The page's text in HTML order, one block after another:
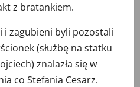
z bratankiem.
i zagubieni byli pozostali
(służbę na statku
znalazła się w
co Stefania Cesarz.